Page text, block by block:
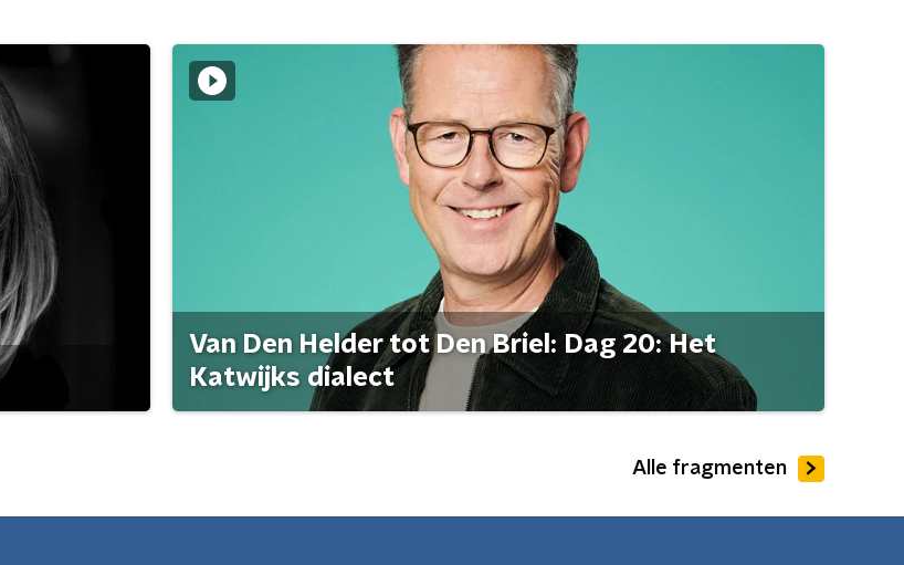
Van Den Helder tot Den Briel: Dag 20: Het
Katwijks dialect
Alle fragmenten